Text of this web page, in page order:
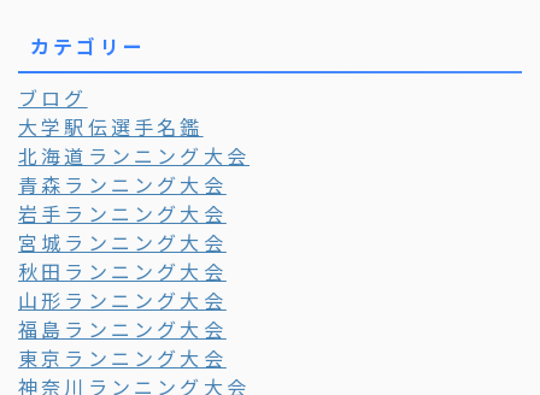
カテゴリー
ブログ
大学駅伝選手名鑑
北海道ランニング大会
青森ランニング大会
岩手ランニング大会
宮城ランニング大会
秋田ランニング大会
山形ランニング大会
福島ランニング大会
東京ランニング大会
神奈川ランニング大会